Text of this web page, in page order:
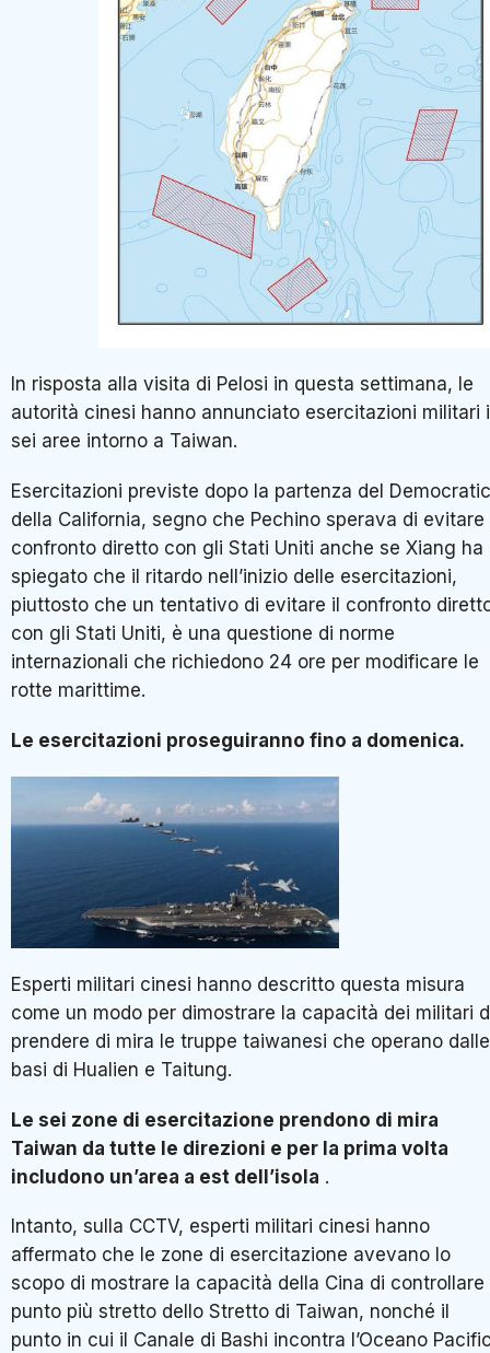
In risposta alla visita di Pelosi in questa settimana, le
autorità cinesi hanno annunciato esercitazioni militari
sei aree intorno a Taiwan.
Esercitazioni previste dopo la partenza del
della California, segno che Pechino sperava di evitare
confronto diretto con gli Stati Uniti anche se Xiang ha
spiegato che il ritardo nell’inizio delle esercitazioni,
piuttosto che un tentativo di evitare il confronto
con gli Stati Uniti, è una questione di norme
internazionali che richiedono 24 ore per modificare le
rotte marittime.
Le esercitazioni proseguiranno fino a domenica.
Esperti militari cinesi hanno descritto questa misura
come un modo per dimostrare la capacità dei militari
prendere di mira le truppe taiwanesi che operano dalle
basi di Hualien e Taitung.
Le sei zone di esercitazione prendono di mira
Taiwan da tutte le direzioni e per la prima volta
includono un’area a est dell’isola .
Intanto, sulla CCTV, esperti militari cinesi hanno
affermato che le zone di esercitazione avevano lo
scopo di mostrare la capacità della Cina di controllare
punto più stretto dello Stretto di Taiwan, nonché il
punto in cui il Canale di Bashi incontra l’Oceano